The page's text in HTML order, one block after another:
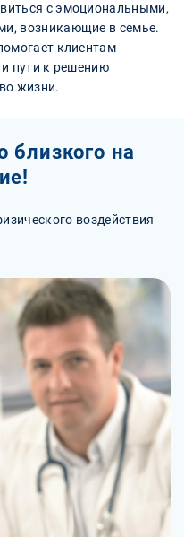
с эмоциональными,
возникающие в семье.
клиентам
пути к решению
жизни.
близкого на
воздействия